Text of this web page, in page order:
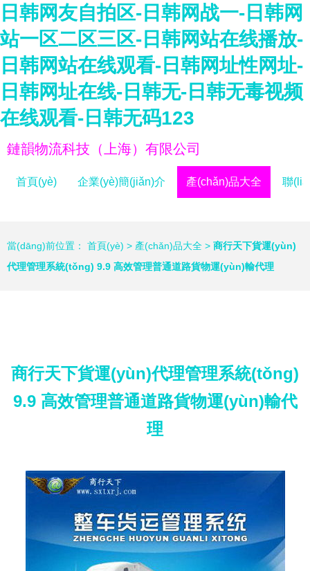
日韩网友自拍区-日韩网战一-日韩网
站一区二区三区-日韩网站在线播放-
日韩网站在线观看-日韩网址性网址-
日韩网址在线-日韩无-日韩无毒视频
在线观看-日韩无码123
鏈韻物流科技（上海）有限公司
首頁(yè) 企業(yè)簡(jiǎn)介 產(chǎn)品大全 聯
當(dāng)前位置： 首頁(yè) > 產(chǎn)品大全 > 商行天下貨運(yùn)
代理管理系統(tǒng) 9.9 高效管理普通道路貨物運(yùn)輸代理
商行天下貨運(yùn)代理管理系統(tǒng)
9.9 高效管理普通道路貨物運(yùn)輸代
理